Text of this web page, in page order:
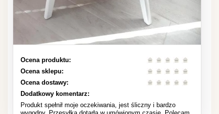
Ocena produktu:
Ocena sklepu:
Ocena dostawy:
Dodatkowy komentarz:
Produkt spełnił moje oczekiwania, jest śliczny i bardzo